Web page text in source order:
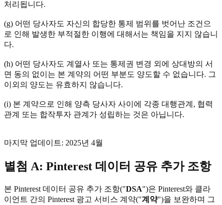
처리됩니다.
(g) 어떤 당사자도 자신의 합당한 통제 범위를 벗어난 조건으
로 인해 발생한 부적절한 이행에 대해서는 책임을 지지 않습니
다.
(h) 어떤 당사자도 계열사 또는 통제권 변경 외에 상대방의 서
면 동의 없이는 본 계약의 어떤 부분도 양도할 수 없습니다. 그
이외의 양도는 유효하지 않습니다.
(i) 본 계약으로 인해 양측 당사자 사이에 각종 대행관계, 협력
관계 또는 합작투자 관계가 성립하는 것은 아닙니다.
마지막 업데이트: 2025년 4월
별첨 A: Pinterest 데이터 공유 추가 조항
본 Pinterest 데이터 공유 추가 조항("DSA")은 Pinterest와 클라
이언트 간의 Pinterest 광고 서비스 계약("계약")을 보완하며 그